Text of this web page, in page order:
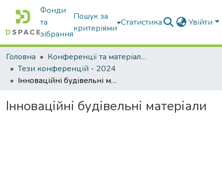
Фонди
та
зібрання
Пошук за
критеріями
Статистика Увійти
Головна
Конференції та матеріали конференцій
Тези конференцій - 2024
Інноваційні будівельні матеріали
Інноваційні будівельні матеріали